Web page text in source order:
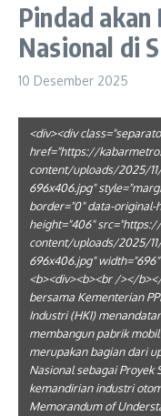
Pindad
Nasional di
10 Desember 2025
<div><div
href="https://
content/uploads/2025/
696x406.jpg"
border="0" data-original-
height="406"
content/uploads/2025/
696x406.jpg"
<b><div><b><br /></
bersama Kementerian
Industri (HKI)
membangun pabrik
merupakan bagian dari
Nasional sebagai Proyek
kemandirian industri
Memorandum of